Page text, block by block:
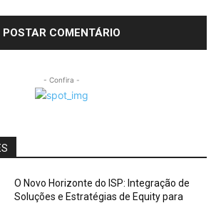
- Confira -
O Novo Horizonte do ISP: Integração de
Soluções e Estratégias de Equity para